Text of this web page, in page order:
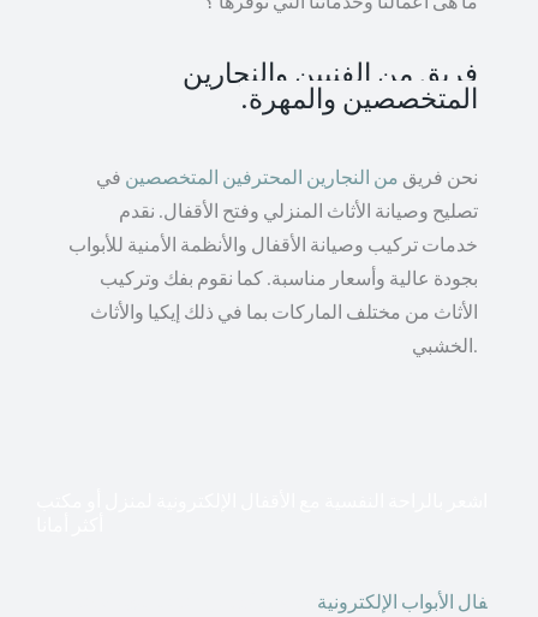
فريق من الفنيين والنجارين
المتخصصين والمهرة.
نحن فريق من النجارين المحترفين المتخصصين في
تصليح وصيانة الأثاث المنزلي وفتح الأقفال. نقدم
خدمات تركيب وصيانة الأقفال والأنظمة الأمنية للأبواب
بجودة عالية وأسعار مناسبة. كما نقوم بفك وتركيب
الأثاث من مختلف الماركات بما في ذلك إيكيا والأثاث
الخشبي.
فال الأبواب الإلكترونية